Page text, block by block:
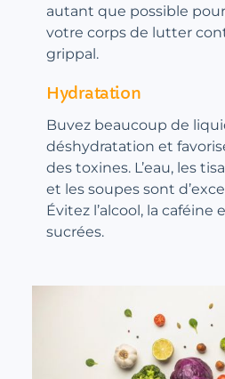
autant que possible
votre corps de lutter
grippal.
Hydratation
Buvez beaucoup de
déshydratation et
des toxines. L’eau, les
et les soupes sont
Évitez l’alcool, la caféine
sucrées.